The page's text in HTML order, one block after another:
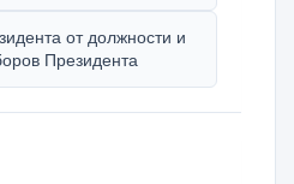
от должности и
Президента